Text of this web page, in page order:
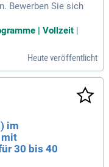
Bewerben Sie sich
| Vollzeit |
Heute veröffentlicht
im
mit
30 bis 40